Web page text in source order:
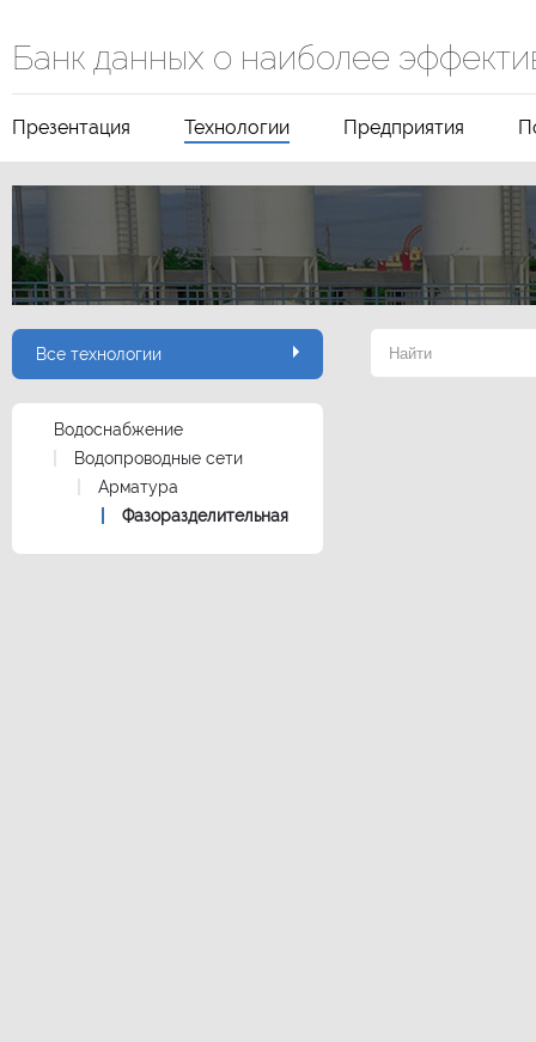
Банк данных о наиболее
Презентация Технологии Предприятия
Все технологии
Водоснабжение
Водопроводные сети
Арматура
Фазоразделительная